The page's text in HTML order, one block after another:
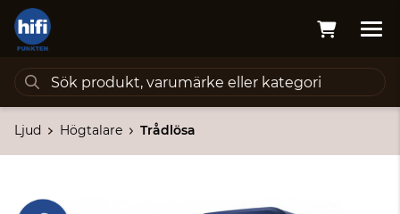
Ljud Högtalare Trådlösa